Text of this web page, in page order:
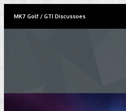
MK7 Golf / GTI Discussoes